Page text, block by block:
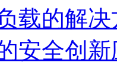
载的解决
安全创新